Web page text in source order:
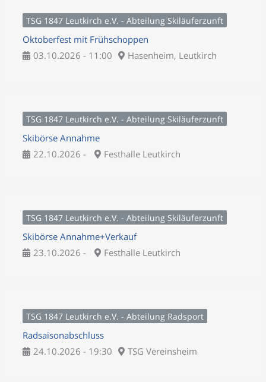
TSG 1847 Leutkirch e.V. - Abteilung Skiläuferzunft
Oktoberfest mit Frühschoppen
03.10.2026 - 11:00
Hasenheim, Leutkirch
TSG 1847 Leutkirch e.V. - Abteilung Skiläuferzunft
Skibörse Annahme
22.10.2026 -
Festhalle Leutkirch
TSG 1847 Leutkirch e.V. - Abteilung Skiläuferzunft
Skibörse Annahme+Verkauf
23.10.2026 -
Festhalle Leutkirch
TSG 1847 Leutkirch e.V. - Abteilung Radsport
Radsaisonabschluss
24.10.2026 - 19:30
TSG Vereinsheim